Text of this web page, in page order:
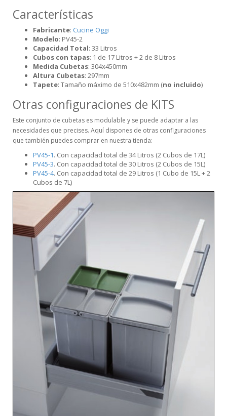
Características
Fabricante: Cucine Oggi
Modelo: PV45-2
Capacidad Total: 33 Litros
Cubos con tapas: 1 de 17 Litros + 2 de 8 Litros
Medida Cubetas: 304x450mm
Altura Cubetas: 297mm
Tapete: Tamaño máximo de 510x482mm (no incluido)
Otras configuraciones de KITS
Este conjunto de cubetas es modulable y se puede adaptar a las
necesidades que precises. Aquí dispones de otras configuraciones
que también puedes comprar en nuestra tienda:
PV45-1. Con capacidad total de 34 Litros (2 Cubos de 17L)
PV45-3. Con capacidad total de 30 Litros (2 Cubos de 15L)
PV45-4. Con capacidad total de 29 Litros (1 Cubo de 15L + 2
Cubos de 7L)